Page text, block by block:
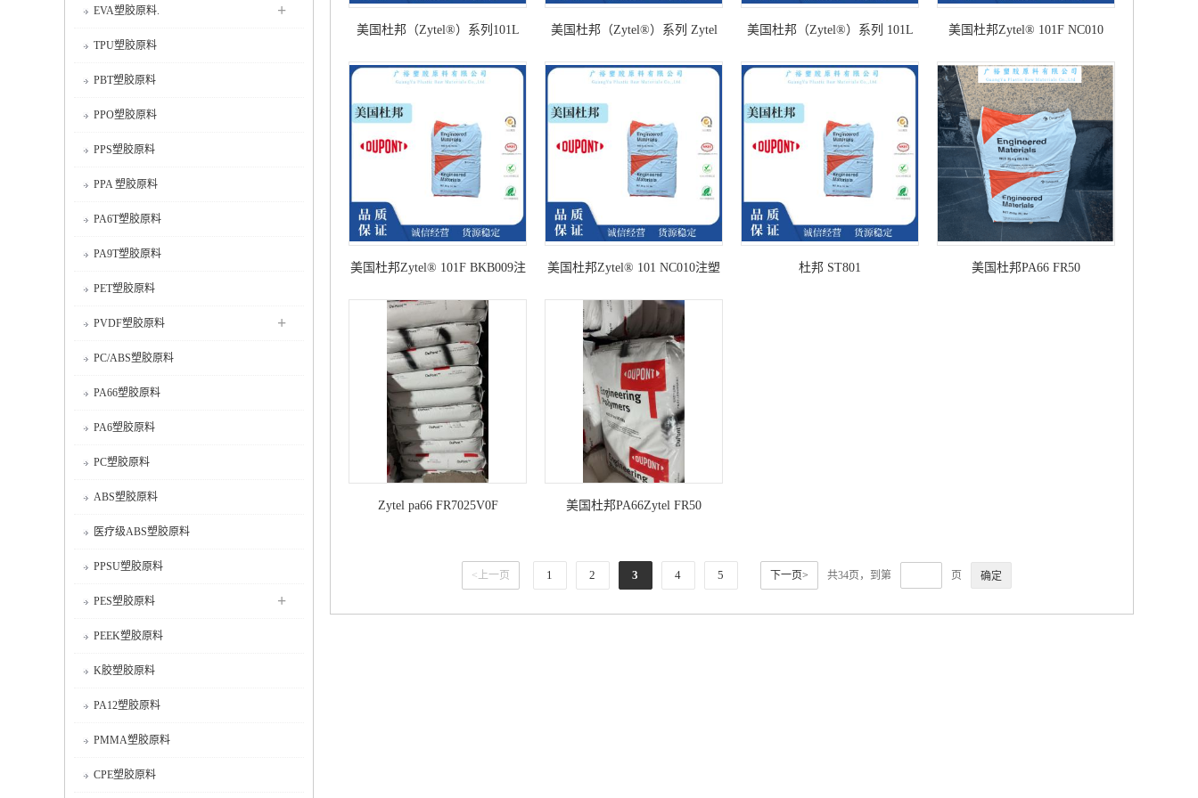
EVA塑胶原料. +
TPU塑胶原料
PBT塑胶原料
PPO塑胶原料
PPS塑胶原料
PPA 塑胶原料
PA6T塑胶原料
PA9T塑胶原料
PET塑胶原料
PVDF塑胶原料 +
PC/ABS塑胶原料
PA66塑胶原料
PA6塑胶原料
PC塑胶原料
ABS塑胶原料
医疗级ABS塑胶原料
PPSU塑胶原料
PES塑胶原料 +
PEEK塑胶原料
K胶塑胶原料
PA12塑胶原料
PMMA塑胶原料
CPE塑胶原料
美国杜邦（Zytel®）系列101L
美国杜邦（Zytel®）系列 Zytel
美国杜邦（Zytel®）系列 101L
美国杜邦Zytel® 101F NC010
美国杜邦Zytel® 101F BKB009注
美国杜邦Zytel® 101 NC010注塑
杜邦 ST801 美国杜邦PA66 FR50
Zytel pa66 FR7025V0F
美国杜邦PA66Zytel FR50
Flame Retardant Polyamide 66
<上一页 1 2 3 4 5 下一页> 共34页，到第 页